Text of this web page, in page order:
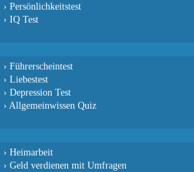
› Persönlichkeitstest
› IQ Test
› Führerscheintest
› Liebestest
› Depression Test
› Allgemeinwissen Quiz
› Heimarbeit
› Geld verdienen mit Umfragen